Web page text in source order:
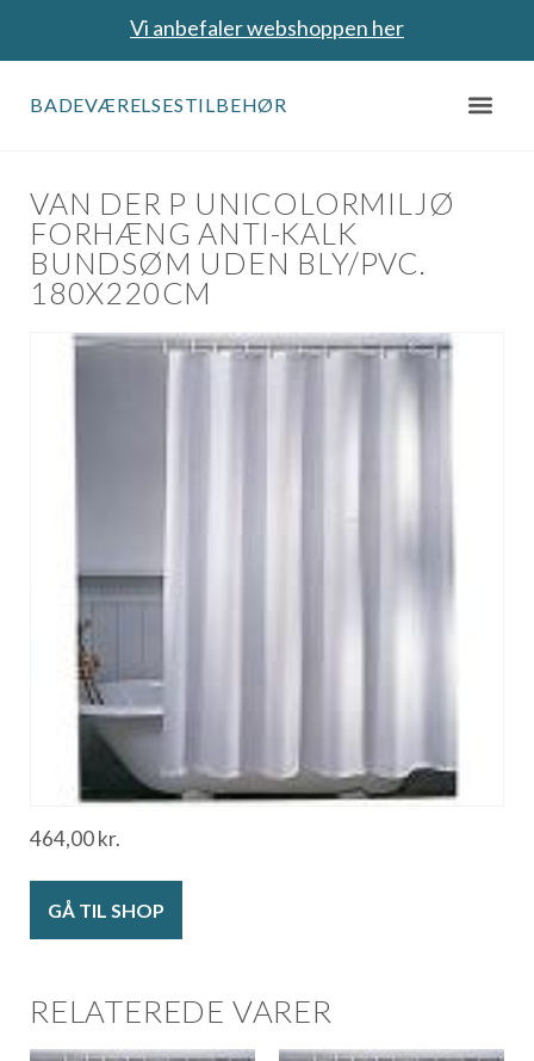
Vi anbefaler webshoppen her
BADEVÆRELSESTILBEHØR
VAN DER P UNICOLORMILJØ
FORHÆNG ANTI-KALK
BUNDSØM UDEN BLY/PVC.
180X220CM
464,00kr.
GÅ TIL SHOP
RELATEREDE VARER